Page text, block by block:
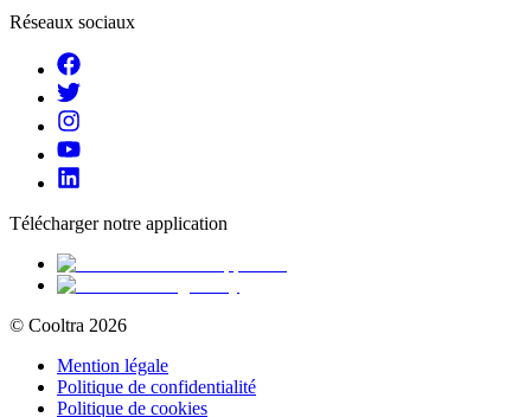
Réseaux sociaux
Télécharger notre application
© Cooltra 2026
Mention légale
Politique de confidentialité
Politique de cookies